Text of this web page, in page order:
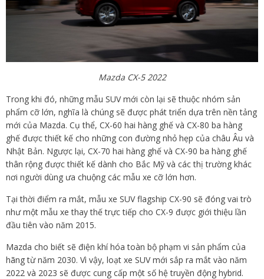
Mazda CX-5 2022
Trong khi đó, những mẫu SUV mới còn lại sẽ thuộc nhóm sản
phẩm cỡ lớn, nghĩa là chúng sẽ được phát triển dựa trên nền tảng
mới của Mazda. Cụ thể, CX-60 hai hàng ghế và CX-80 ba hàng
ghế được thiết kế cho những con đường nhỏ hẹp của châu Âu và
Nhật Bản. Ngược lại, CX-70 hai hàng ghế và CX-90 ba hàng ghế
thân rộng được thiết kế dành cho Bắc Mỹ và các thị trường khác
nơi người dùng ưa chuộng các mẫu xe cỡ lớn hơn.
Tại thời điểm ra mắt, mẫu xe SUV flagship CX-90 sẽ đóng vai trò
như một mẫu xe thay thế trực tiếp cho CX-9 được giới thiệu lần
đầu tiên vào năm 2015.
Mazda cho biết sẽ điện khí hóa toàn bộ phạm vi sản phẩm của
hãng từ năm 2030. Vì vậy, loạt xe SUV mới sắp ra mắt vào năm
2022 và 2023 sẽ được cung cấp một số hệ truyền động hybrid.